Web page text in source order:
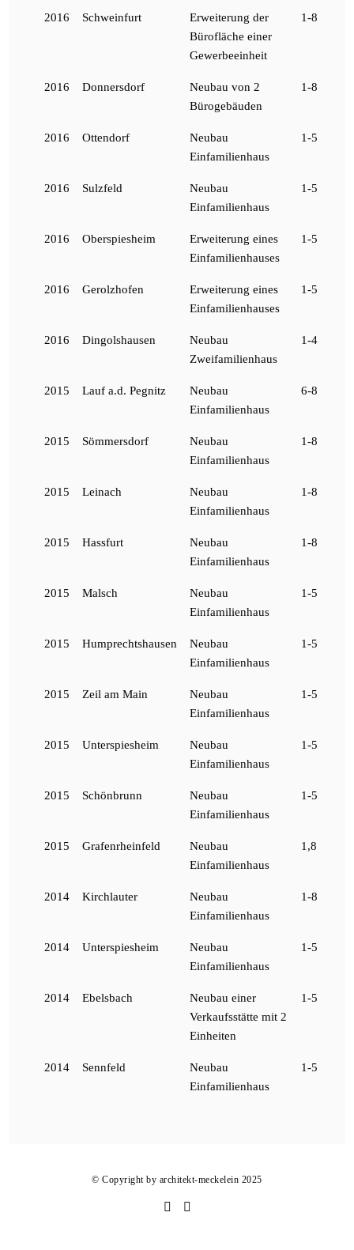
2016 Schweinfurt
Erweiterung der
Bürofläche einer
Gewerbeeinheit
1-8
2016 Donnersdorf
Neubau von 2
Bürogebäuden
1-8
2016 Ottendorf
Neubau
Einfamilienhaus
1-5
2016 Sulzfeld
Neubau
Einfamilienhaus
1-5
2016 Oberspiesheim
Erweiterung eines
Einfamilienhauses
1-5
2016 Gerolzhofen
Erweiterung eines
Einfamilienhauses
1-5
2016 Dingolshausen
Neubau
Zweifamilienhaus
1-4
2015 Lauf a.d. Pegnitz
Neubau
Einfamilienhaus
6-8
2015 Sömmersdorf
Neubau
Einfamilienhaus
1-8
2015 Leinach
Neubau
Einfamilienhaus
1-8
2015 Hassfurt
Neubau
Einfamilienhaus
1-8
2015 Malsch
Neubau
Einfamilienhaus
1-5
2015 Humprechtshausen
Neubau
Einfamilienhaus
1-5
2015 Zeil am Main
Neubau
Einfamilienhaus
1-5
2015 Unterspiesheim
Neubau
Einfamilienhaus
1-5
2015 Schönbrunn
Neubau
Einfamilienhaus
1-5
2015 Grafenrheinfeld
Neubau
Einfamilienhaus
1,8
2014 Kirchlauter
Neubau
Einfamilienhaus
1-8
2014 Unterspiesheim
Neubau
Einfamilienhaus
1-5
2014 Ebelsbach
Neubau einer
Verkaufsstätte mit 2
Einheiten
1-5
2014 Sennfeld
Neubau
Einfamilienhaus
1-5
© Copyright by architekt-meckelein 2025